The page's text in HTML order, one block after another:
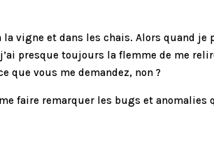
vigne et dans les chais. Alors quand je
presque toujours la flemme de me
que vous me demandez, non ?
faire remarquer les bugs et